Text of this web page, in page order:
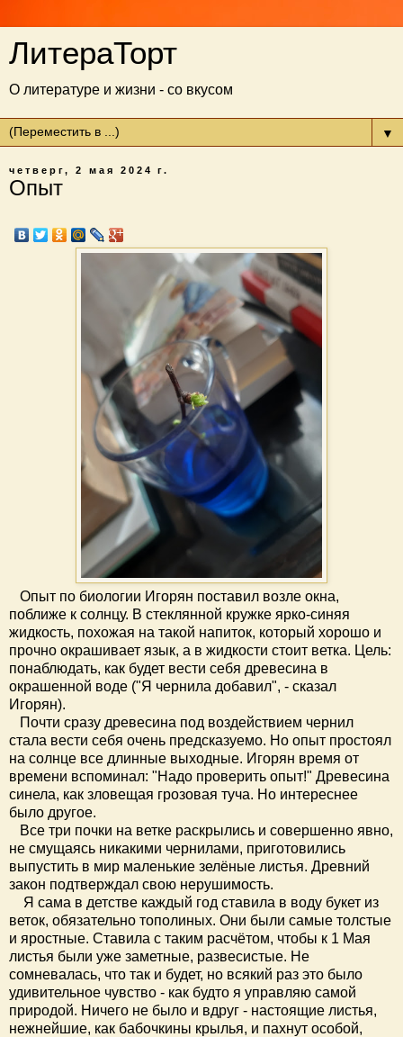
ЛитераТорт
О литературе и жизни - со вкусом
▼
четверг, 2 мая 2024 г.
Опыт
Опыт по биологии Игорян поставил возле окна,
поближе к солнцу. В стеклянной кружке ярко-синяя
жидкость, похожая на такой напиток, который хорошо и
прочно окрашивает язык, а в жидкости стоит ветка. Цель:
понаблюдать, как будет вести себя древесина в
окрашенной воде ("Я чернила добавил", - сказал
Игорян).
Почти сразу древесина под воздействием чернил
стала вести себя очень предсказуемо. Но опыт простоял
на солнце все длинные выходные. Игорян время от
времени вспоминал: "Надо проверить опыт!" Древесина
синела, как зловещая грозовая туча. Но интереснее
было другое.
Все три почки на ветке раскрылись и совершенно явно,
не смущаясь никакими чернилами, приготовились
выпустить в мир маленькие зелёные листья. Древний
закон подтверждал свою нерушимость.
Я сама в детстве каждый год ставила в воду букет из
веток, обязательно тополиных. Они были самые толстые
и яростные. Ставила с таким расчётом, чтобы к 1 Мая
листья были уже заметные, развесистые. Не
сомневалась, что так и будет, но всякий раз это было
удивительное чувство - как будто я управляю самой
природой. Ничего не было и вдруг - настоящие листья,
нежнейшие, как бабочкины крылья, и пахнут особой,